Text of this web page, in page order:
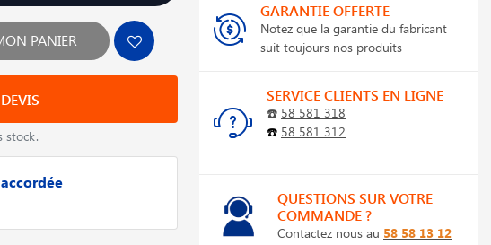
PANIER
stock.
GARANTIE OFFERTE
Notez que la garantie du fabricant
suit toujours nos produits
SERVICE CLIENTS EN LIGNE
☎️ 58 581 318
☎️ 58 581 312
QUESTIONS SUR VOTRE
COMMANDE ?
Contactez nous au 58 58 13 12